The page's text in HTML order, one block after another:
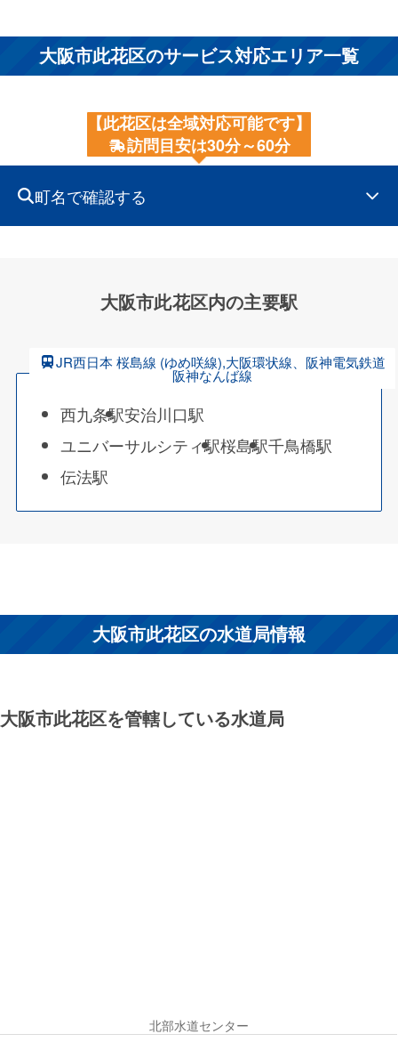
大阪市此花区のサービス対応エリア一覧
【此花区は全域対応可能です】
訪問目安は30分～60分
町名で確認する
大阪市此花区内の主要駅
JR西日本 桜島線 (ゆめ咲線),大阪環状線、阪神電気鉄道
阪神なんば線
西九条駅安治川口駅
ユニバーサルシティ駅桜島駅千鳥橋駅
伝法駅
大阪市此花区の水道局情報
大阪市此花区を管轄している水道局
北部水道センター